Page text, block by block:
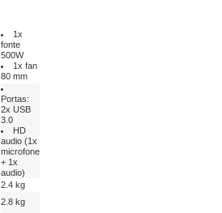
1x
fonte
500W
1x fan
80 mm
Portas:
2x USB
3.0
HD
audio (1x
microfone
+ 1x
audio)
2.4 kg
2.8 kg